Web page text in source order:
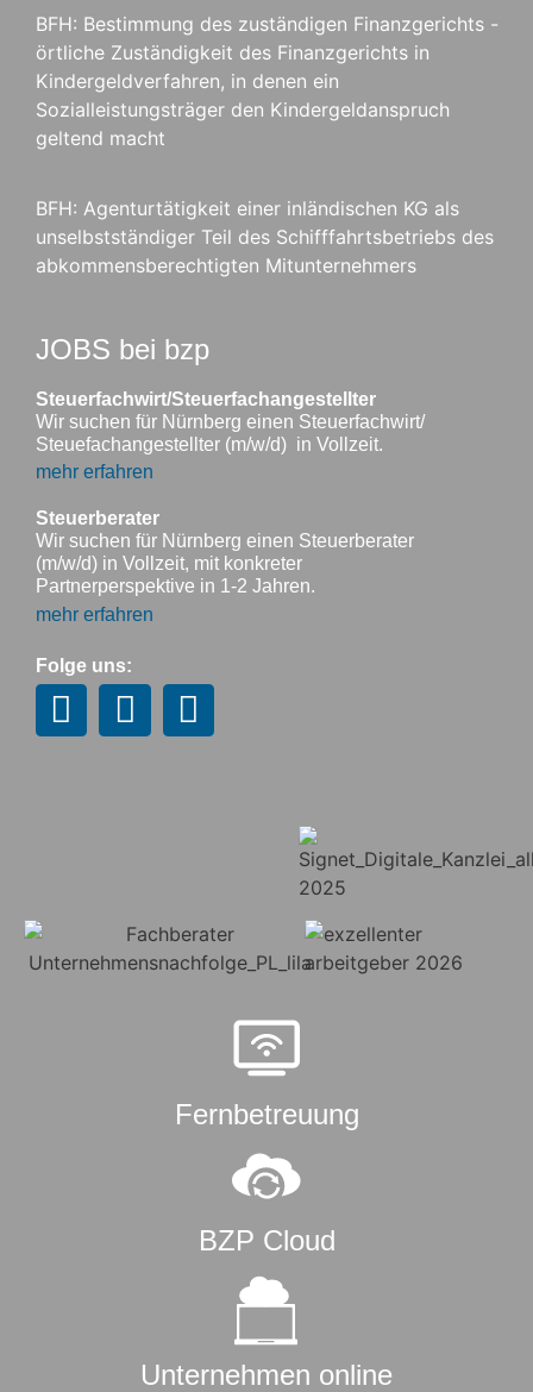
BFH: Bestimmung des zuständigen Finanzgerichts -
örtliche Zuständigkeit des Finanzgerichts in
Kindergeldverfahren, in denen ein
Sozialleistungsträger den Kindergeldanspruch
geltend macht
BFH: Agenturtätigkeit einer inländischen KG als
unselbstständiger Teil des Schifffahrtsbetriebs des
abkommensberechtigten Mitunternehmers
JOBS bei bzp
Steuerfachwirt/Steuerfachangestellter
Wir suchen für Nürnberg einen Steuerfachwirt/
Steuefachangestellter (m/w/d) in Vollzeit.
mehr erfahren
Steuerberater
Wir suchen für Nürnberg einen Steuerberater
(m/w/d) in Vollzeit, mit konkreter
Partnerperspektive in 1-2 Jahren.
mehr erfahren
Folge uns:
Fernbetreuung
BZP Cloud
Unternehmen online